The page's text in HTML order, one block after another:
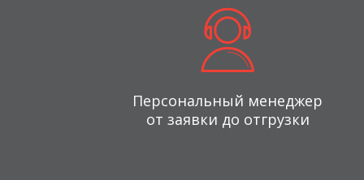
Персональный менеджер
от заявки до отгрузки